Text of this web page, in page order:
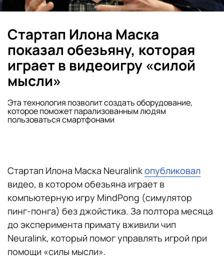
Стартап Илона Маска
показал обезьяну, которая
играет в видеоигру «силой
мысли»
Эта технология позволит создать оборудование,
которое поможет парализованным людям
пользоваться смартфонами
Стартап Илона Маска Neuralinkопубликовал
видео, в котором обезьяна играет в
компьютерную игру MindPong (симулятор
пинг-понга) без джойстика. За полтора месяца
до эксперимента примату вживили чип
Neuralink, который помог управлять игрой при
помощи «силы мысли».